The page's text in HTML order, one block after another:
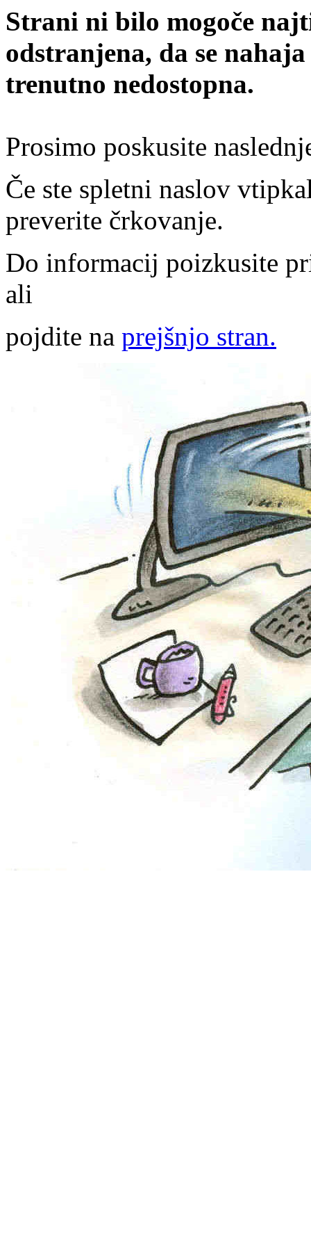
Strani ni bilo mogoče
odstranjena, da se
trenutno nedostopna.
Prosimo poskusite
Če ste spletni naslov
preverite črkovanje.
Do informacij poizkusite
ali
pojdite na prejšnjo stran.